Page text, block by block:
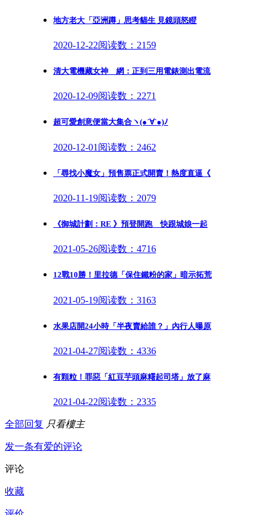
地方老大「亞洲蹲」思考貓生 見鏡頭怒瞪
2020-12-22阅读数：2159
清大電機藏女神 網：正到三用電錶測出電流
2020-12-09阅读数：2271
超可愛創意便當大集合ヽ(●´∀`●)ﾉ
2020-12-01 阅读数：2462
「尋找小魔女」預售票正式開賣！熱度直逼《
2020-11-19阅读数：2079
《御城計劃：RE 》預登開跑 快跟城娘一起
2021-05-26阅读数：4716
12戰10勝！里拉德「保住鐵粉的家」暗示拓荒
2021-05-19阅读数：3163
水果店開24小時「半夜賣給誰？」內行人曝原
2021-04-27阅读数：4336
有顆粒！罪惡「紅豆芋頭麻糬起司塔」放了麻
2021-04-22阅读数：2335
全部回复 只看樓主
发一条有爱的评论
评论
收藏